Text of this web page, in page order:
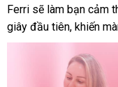
Ferri Pháp
sẽ làm bạn cảm
giây đầu tiênthương
hiệu
, khiến